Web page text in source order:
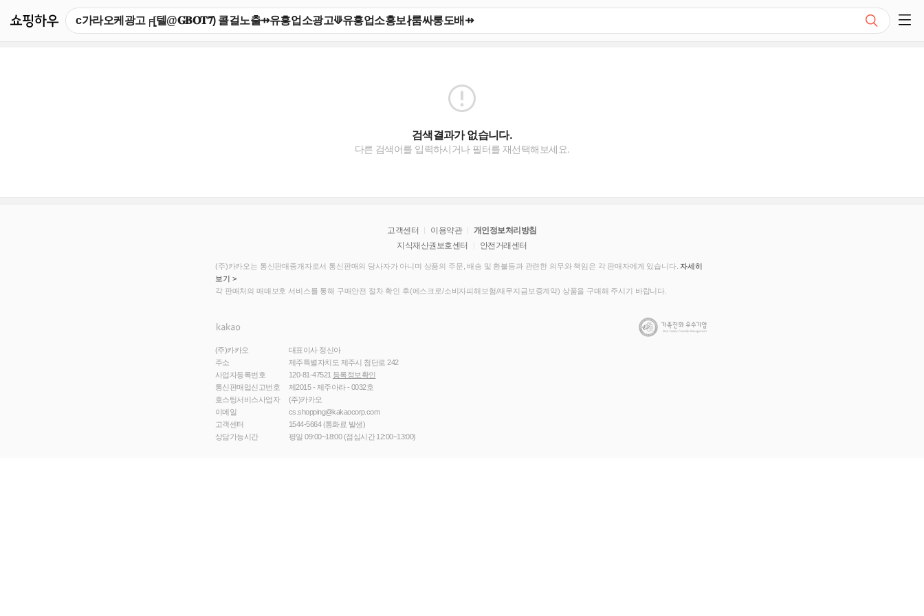
검색결과가 없습니다.
다른 검색어를 입력하시거나 필터를 재선택해보세요.
고객센터 이용약관
개인정보처리방침
지식재산권보호센터
안전거래센터
(주)카카오는 통신판매중개자로서 통신판매의 당사자가 아니며 상품의 주문, 배송 및 환불등과 관련한 의무와 책임은 각 판매자에게 있습니다. 자세히
보기 >
각 판매처의 매매보호 서비스를 통해 구매안전 절차 확인 후(에스크로/소비자피해보험/재무지금보증계약) 상품을 구매해 주시기 바랍니다.
(주)카카오
대표이사 정신아
주소
제주특별자치도 제주시 첨단로 242
사업자등록번호
120-81-47521 등록정보확인
통신판매업신고번호
제2015 - 제주아라 - 0032호
호스팅서비스사업자
(주)카카오
이메일
cs.shopping@kakaocorp.com
고객센터
1544-5664(통화료 발생)
상담가능시간
평일 09:00~18:00 (점심시간 12:00~13:00)